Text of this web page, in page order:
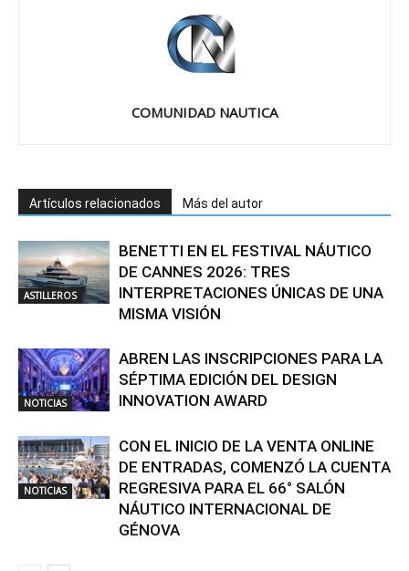
COMUNIDAD NAUTICA
Artículos relacionados Más del autor
ASTILLEROS
BENETTI EN EL FESTIVAL NÁUTICO
DE CANNES 2026: TRES
INTERPRETACIONES ÚNICAS DE UNA
MISMA VISIÓN
NOTICIAS
ABREN LAS INSCRIPCIONES PARA LA
SÉPTIMA EDICIÓN DEL DESIGN
INNOVATION AWARD
NOTICIAS
CON EL INICIO DE LA VENTA ONLINE
DE ENTRADAS, COMENZÓ LA CUENTA
REGRESIVA PARA EL 66° SALÓN
NÁUTICO INTERNACIONAL DE
GÉNOVA